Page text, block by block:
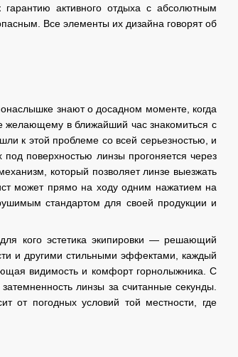
активного отдыха с абсолютным
Все элементы их дизайна говорят об
знают о досадном моменте, когда
желающему в ближайший час знакомиться с
к этой проблеме со всей серьезностью, и
поверхностью линзы прогоняется через
который позволяет линзе выезжать
может прямо на ходу одним нажатием на
стандартом для своей продукции и
кого эстетика экипировки — решающий
и другими стильными эффектами, каждый
видимость и комфорт горнолыжника. С
линзы за считанные секунды.
от погодных условий той местности, где